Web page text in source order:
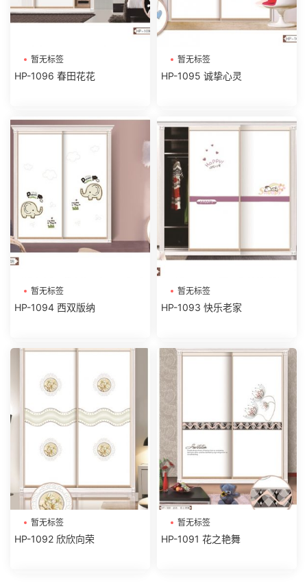
暂无标签
HP-1096 春田花花
暂无标签
HP-1095 诚挚心灵
暂无标签
HP-1094 西双版纳
暂无标签
HP-1093 快乐老家
暂无标签
HP-1092 欣欣向荣
暂无标签
HP-1091 花之艳舞